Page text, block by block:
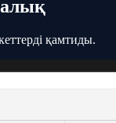
қамтиды.